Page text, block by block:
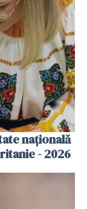
națională
- 2026